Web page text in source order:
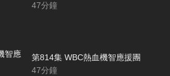
47分鐘
第814集 WBC熱血機智應援團
47分鐘